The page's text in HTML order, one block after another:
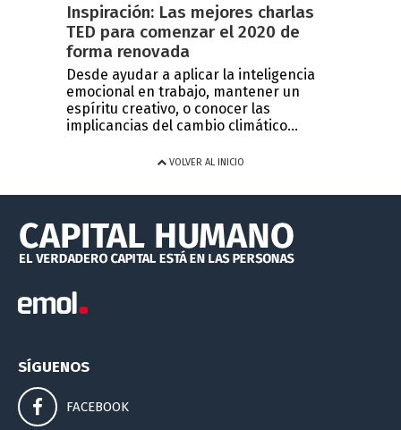
Inspiración: Las mejores charlas
TED para comenzar el 2020 de
forma renovada
Desde ayudar a aplicar la inteligencia
emocional en trabajo, mantener un
espíritu creativo, o conocer las
implicancias del cambio climático...
VOLVER AL INICIO
SÍGUENOS
FACEBOOK